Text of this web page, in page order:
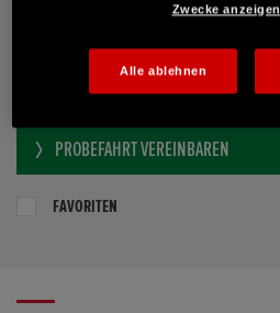
Dealer Website anzeigen
E-MAIL-ANFRAGE
PROBEFAHRT VEREINBAREN
FAVORITEN
Zwecke anzeigen
Alle ablehnen